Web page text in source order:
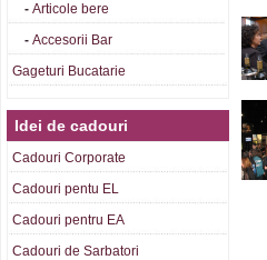
- Articole bere
- Accesorii Bar
Gageturi Bucatarie
Idei de cadouri
Cadouri Corporate
Cadouri pentu EL
Cadouri pentru EA
Cadouri de Sarbatori